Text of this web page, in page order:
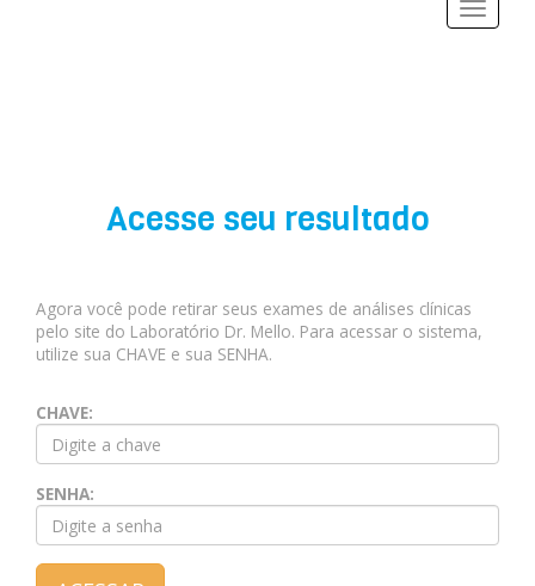
Menu
Acesse seu resultado
Agora você pode retirar seus exames de análises clínicas
pelo site do Laboratório Dr. Mello. Para acessar o sistema,
utilize sua CHAVE e sua SENHA.
CHAVE:
SENHA: